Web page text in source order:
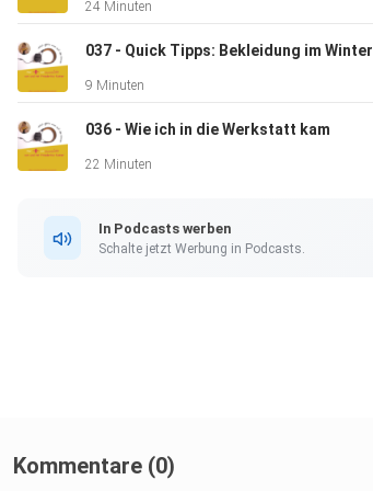
24 Minuten
037 - Quick Tipps: Bekleidung im Winter
9 Minuten
036 - Wie ich in die Werkstatt kam
22 Minuten
In Podcasts werben
Schalte jetzt Werbung in Podcasts.
Kommentare (0)